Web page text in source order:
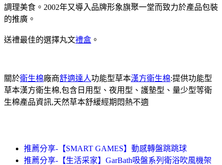
調理美食。2002年又導入品牌形象旗聚一堂而致力於產品包裝
的推廣。
送禮最佳的選擇丸文禮盒 。
關於衛生棉廠商舒適達人功能型草本漢方衛生棉:提供功能型
草本漢方衛生棉,包含日用型、夜用型、護墊型、量少型等衛
生棉產品資訊,天然草本舒緩經期悶熱不適
推薦分享-【SMART GAMES】動感轉盤跳跳球
推薦分享-【生活采家】GarBath吸盤系列衛浴吹風機架